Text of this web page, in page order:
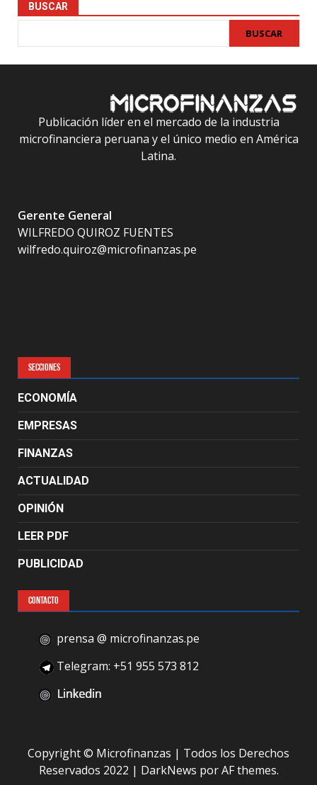
entradas
BUSCAR
BUSCAR
Publicación líder en el mercado de la industria
microfinanciera peruana y el único medio en América
Latina.
Gerente General
WILFREDO QUIROZ FUENTES
wilfredo.quiroz@microfinanzas.pe
SECCIONES
ECONOMÍA
EMPRESAS
FINANZAS
ACTUALIDAD
OPINIÓN
LEER PDF
PUBLICIDAD
CONTACTO
prensa @ microfinanzas.pe
Telegram: +51 955 573 812
Copyright © Microfinanzas | Todos los Derechos
Reservados 2022 | DarkNews por AF themes.